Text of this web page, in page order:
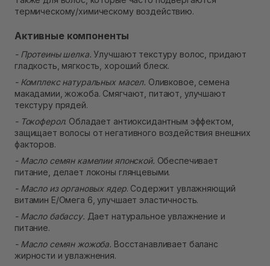
термическому/химическому воздействию.
Активные компоненты
- Протеины шелка. Улучшают текстуру волос, придают
гладкость, мягкость, хороший блеск.
- Комплекс натуральных масел. Оливковое, семена
макадамии, жожоба. Смягчают, питают, улучшают
текстуру прядей.
- Токоферол. Обладает антиоксидантным эффектом,
защищает волосы от негативного воздействия внешних
факторов.
- Масло семян камелии японской. Обеспечивает
питание, делает локоны глянцевыми.
- Масло из органовых ядер. Содержит увлажняющий
витамин Е/Омега 6, улучшает эластичность.
- Масло бабассу. Дает натуральное увлажнение и
питание.
- Масло семян жожоба. Восстанавливает баланс
жирности и увлажнения.